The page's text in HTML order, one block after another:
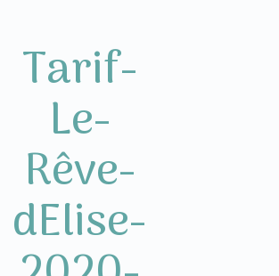
Tarif-
Le-
Rêve-
dElise-